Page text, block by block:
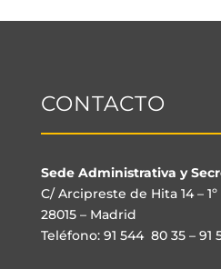
CONTACTO
Sede Administrativa y
C/ Arcipreste de Hita 14 –
28015 – Madrid
Teléfono: 91 544 80 35 – 91